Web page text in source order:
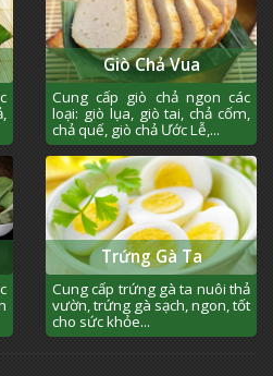
Giò Chả Vua
Cung cấp giò chả ngon các
loại: giò lụa, giò tai, chả cốm,
chả quế, giò chả Ước Lễ,...
Trứng Gà Ta
Cung cấp trứng gà ta nuôi thả
vườn, trứng gà sạch, ngon, tốt
cho sức khỏe...